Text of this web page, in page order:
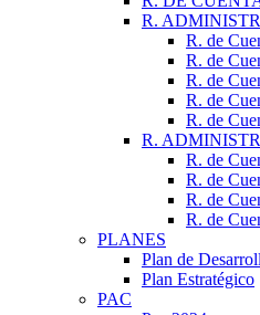
R.
R. de
R. de
R. de
R. de
R. de
R.
R. de
R. de
R. de
R. de
PLANES
Plan de
Plan Estratégico
PAC